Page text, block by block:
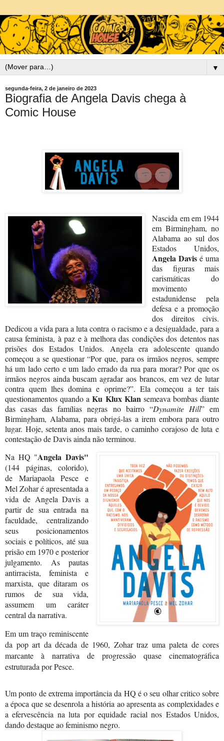
▼
segunda-feira, 2 de janeiro de 2023
Biografia de Angela Davis chega à
Comic House
Nascida em em 1944
em Birmingham, no
Alabama ao sul dos
Estados Unidos,
Angela Davis é uma
das figuras mais
carismáticas do
movimento
estadunidense pela
defesa e a promoção
dos direitos civis.
Dedicou a vida para a luta contra o racismo e a desigualdade, para a
causa feminista, à paz e à melhora das condições dos detentos nas
prisões dos Estados Unidos. Angela era adolescente quando
começou a se questionar “Por que, para os irmãos negros, sempre
há um lado certo e um lado errado da rua para morar? Por que os
irmãos negros ainda buscam agradar aos brancos, em vez de lutar
contra quem lhes domina e oprime?”. Ela começou a ter tais
questionamentos quando aKu Klux Klan semeava bombas diante
das casas das famílias negras no bairro “Dynamite Hill” em
Birmingham, Alabama, para obrigá-las a irem embora para outro
lugar. Hoje, setenta anos mais tarde, o caminho corajoso de luta e
contestação de Davis ainda não terminou.
Na HQ "Angela Davis"
(144 páginas, colorido),
de Mariapaola Pesce e
Mel Zoharé apresentada a
vida de Angela Davis a
partir de sua entrada na
faculdade, centralizando
seus posicionamentos
sociais e políticos, até sua
prisão em 1970 e posterior
julgamento. As pautas
antirracista, feminista e
marxista, que ditaram os
rumos de sua vida,
assumem um caráter
central da narrativa.
Em um traço reminiscente
da pop art da década de 1960, Zohar traz uma paleta de cores
marcante à narrativa de progressão quase cinematográfica
estruturada por Pesce.
Um ponto de extrema importância da HQ é o seu olhar critico sobre
a época que se desenrola a história ao apresenta as complexidades e
a efervescência na luta por equidade racial nos Estados Unidos,
dando destaque ao feminismo negro.